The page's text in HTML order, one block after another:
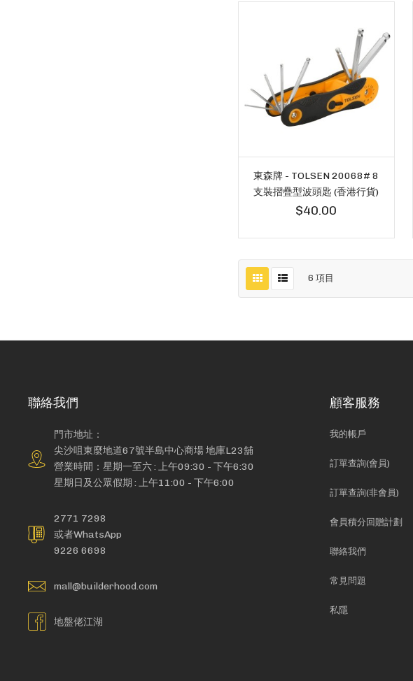
東森牌 - TOLSEN 20068# 8
支裝摺疊型波頭匙 (香港行貨)
$40.00
6 項目
聯絡我們
門市地址：
尖沙咀東麼地道67號半島中心商場 地庫L23舖
營業時間：星期一至六 : 上午09:30 - 下午6:30
星期日及公眾假期 : 上午11:00 - 下午6:00
2771 7298
或者WhatsApp
9226 6698
mall@builderhood.com
地盤佬江湖
顧客服務
我的帳戶
訂單查詢(會員)
訂單查詢(非會員)
會員積分回贈計劃
聯絡我們
常見問題
私隱